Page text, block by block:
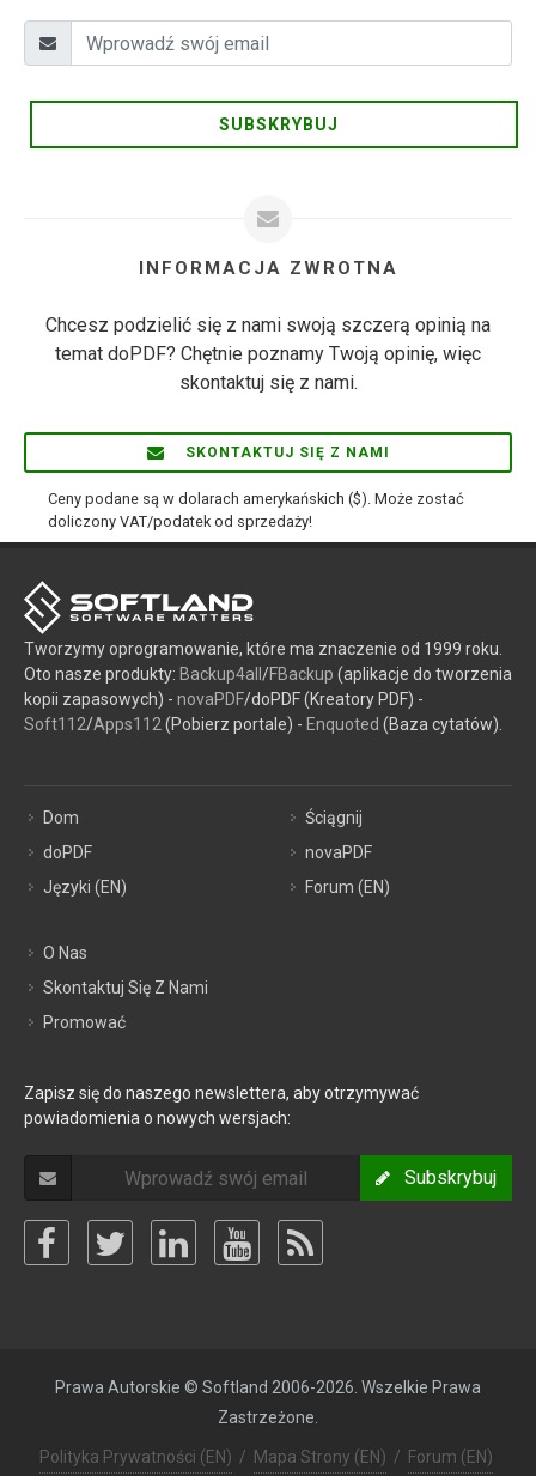
SUBSKRYBUJ
INFORMACJA ZWROTNA
Chcesz podzielić się z nami swoją szczerą opinią na
temat doPDF? Chętnie poznamy Twoją opinię, więc
skontaktuj się z nami.
SKONTAKTUJ SIĘ Z NAMI
Ceny podane są w dolarach amerykańskich ($). Może zostać
doliczony VAT/podatek od sprzedaży!
Tworzymy oprogramowanie, które ma znaczenie od 1999 roku.
Oto nasze produkty: Backup4all /FBackup (aplikacje do tworzenia
kopii zapasowych) - novaPDF/doPDF (Kreatory PDF) -
Soft112/Apps112 (Pobierz portale) - Enquoted (Baza cytatów).
Dom
doPDF
Języki (EN)
Ściągnij
novaPDF
Forum (EN)
O Nas
Skontaktuj Się Z Nami
Promować
Zapisz się do naszego newslettera, aby otrzymywać
powiadomienia o nowych wersjach:
Subskrybuj
Prawa Autorskie © Softland 2006-2026. Wszelkie Prawa
Zastrzeżone.
Polityka Prywatności (EN) / Mapa Strony (EN) / Forum (EN)